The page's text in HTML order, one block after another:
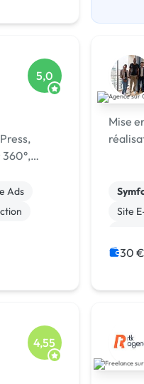
5,0
Ads
Mise
Site
30
4,55